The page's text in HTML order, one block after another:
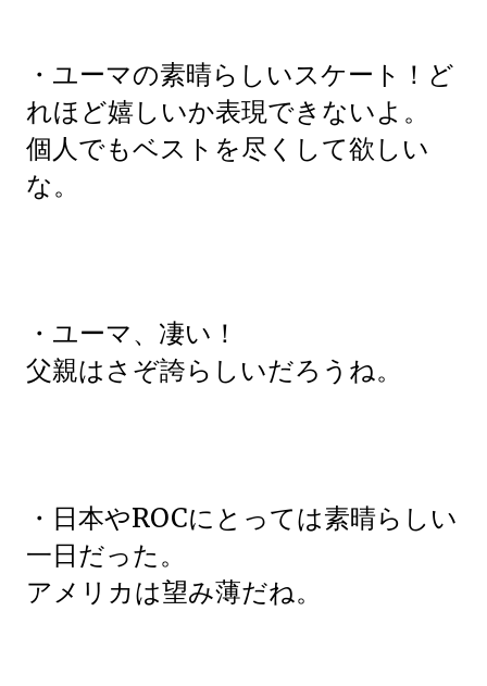
・ユーマの素晴らしいスケート！ど
れほど嬉しいか表現できないよ。
個人でもベストを尽くして欲しい
な。
・ユーマ、凄い！
父親はさぞ誇らしいだろうね。
・日本やROCにとっては素晴らしい
一日だった。
アメリカは望み薄だね。